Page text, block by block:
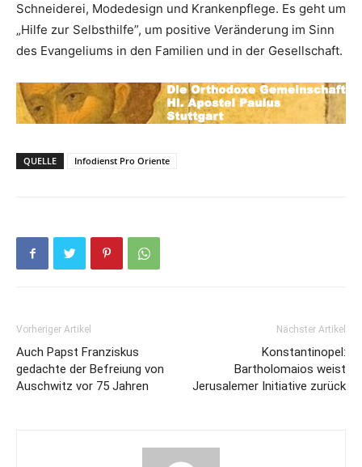
Schneiderei, Modedesign und Krankenpflege. Es geht um
„Hilfe zur Selbsthilfe”, um positive Veränderung im Sinn
des Evangeliums in den Familien und in der Gesellschaft.
QUELLE Infodienst Pro Oriente
Vorheriger Artikel
Auch Papst Franziskus
gedachte der Befreiung von
Auschwitz vor 75 Jahren
Nächster Artikel
Konstantinopel:
Bartholomaios weist
Jerusalemer Initiative zurück